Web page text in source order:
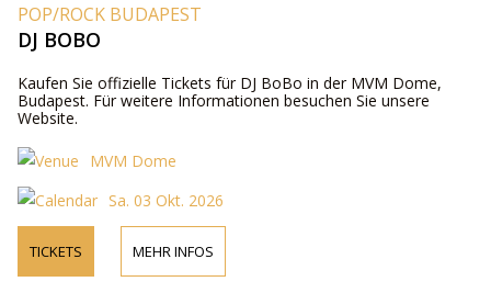
POP/ROCK BUDAPEST
DJ BOBO
Kaufen Sie offizielle Tickets für DJ BoBo in der MVM Dome,
Budapest. Für weitere Informationen besuchen Sie unsere
Website.
MVM Dome
Sa. 03 Okt. 2026
TICKETS MEHR INFOS